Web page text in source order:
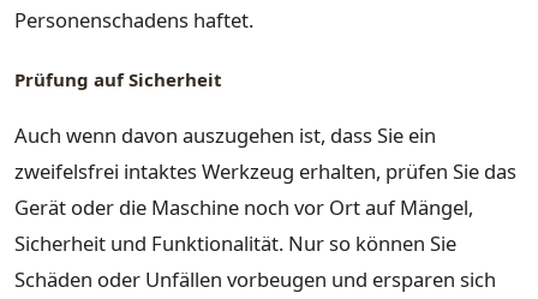
Personenschadens haftet.
Prüfung auf Sicherheit
Auch wenn davon auszugehen ist, dass Sie ein
zweifelsfrei intaktes Werkzeug erhalten, prüfen Sie das
Gerät oder die Maschine noch vor Ort auf Mängel,
Sicherheit und Funktionalität. Nur so können Sie
Schäden oder Unfällen vorbeugen und ersparen sich